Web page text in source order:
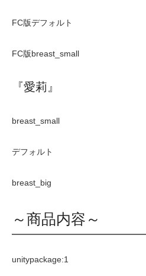
FC版デフォルト
FC版breast_small
『愛莉』
breast_small
デフォルト
breast_big
～商品内容～
unitypackage:1